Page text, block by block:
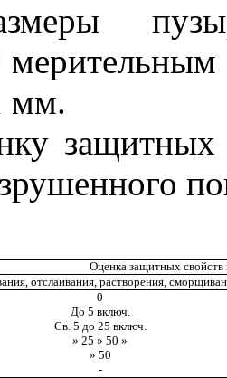
мм.
защитных
Оценка защитных
отслаивания, растворения,
0
До 5 включ.
Св. 5 до 25 включ.
» 25 » 50 »
» 50
-